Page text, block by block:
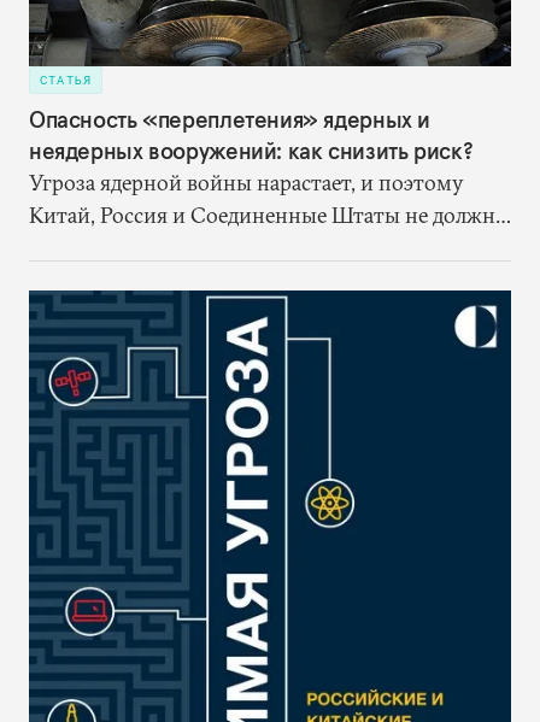
СТАТЬЯ
Опасность «переплетения» ядерных и
неядерных вооружений: как снизить риск?
Угроза ядерной войны нарастает, и поэтому
Китай, Россия и Соединенные Штаты не должны
управлению новыми технологиями.